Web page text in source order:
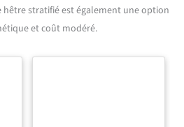
hêtre stratifié est également une option
et coût modéré.